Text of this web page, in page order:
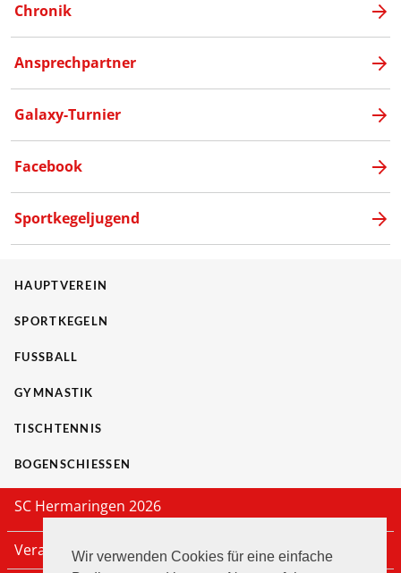
Wir verwenden Cookies für eine einfache
Chronik
Ansprechpartner
Galaxy-Turnier
Facebook
Sportkegeljugend
HAUPTVEREIN
SPORTKEGELN
FUSSBALL
GYMNASTIK
TISCHTENNIS
BOGENSCHIESSEN
SC Hermaringen 2026
Veranstaltungen